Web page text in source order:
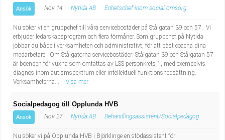
Ansök Nov 14 Nytida AB Enhetschef inom social omsorg
Nu söker vi en gruppchef till våra servicebostäder på Stålgatan 39 och 57. Vi
erbjuder ledarskapsprogram och flera förmåner. Som gruppchef på Nytida
jobbar du både i verksamheten och administrativt, för att bäst coacha dina
medarbetare. Om Stålgatorna servicebostäder: Stålgatan 39 och Stålgatan 57
är boenden för vuxna som omfattas av LSS personkrets 1, med exempelvis
diagnos inom autismspektrum eller intellektuell funktionsnedsättning.
Verksamheterna...
Visa mer
Socialpedagog till Opplunda HVB
Ansök Nov 27 Nytida AB Behandlingsassistent/Socialpedagog
Nu söker vi på Opplunda HVB i Björklinge en stödassistent för